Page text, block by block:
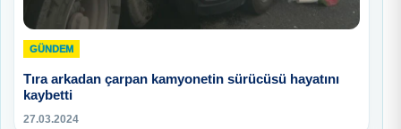
GÜNDEM
Tıra arkadan çarpan kamyonetin sürücüsü hayatını
kaybetti
27.03.2024